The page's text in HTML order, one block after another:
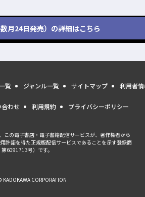
月24日発売） の詳細はこちら
覧 ジャンル一覧 サイトマップ 利用者
わせ 利用規約 プライバシーポリシー
この電子書店・電子書籍配信サービスが、著作権者から
許諾を得た正規版配信サービスであることを示す登録商
6091713号）です。
KADOKAWA CORPORATION